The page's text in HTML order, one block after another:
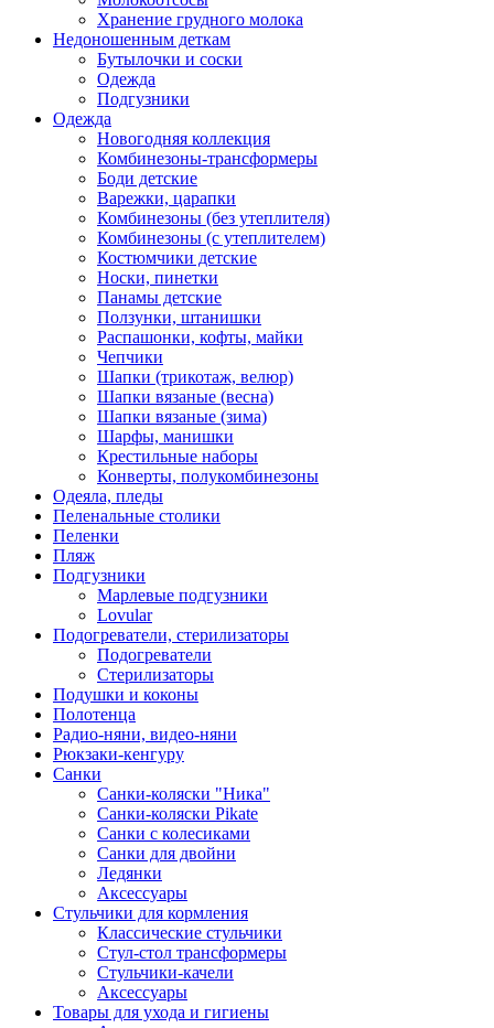
Хранение грудного молока
Недоношенным деткам
Бутылочки и соски
Одежда
Подгузники
Одежда
Новогодняя коллекция
Комбинезоны-трансформеры
Боди детские
Варежки, царапки
Комбинезоны (без утеплителя)
Комбинезоны (с утеплителем)
Костюмчики детские
Носки, пинетки
Панамы детские
Ползунки, штанишки
Распашонки, кофты, майки
Чепчики
Шапки (трикотаж, велюр)
Шапки вязаные (весна)
Шапки вязаные (зима)
Шарфы, манишки
Крестильные наборы
Конверты, полукомбинезоны
Одеяла, пледы
Пеленальные столики
Пеленки
Пляж
Подгузники
Марлевые подгузники
Lovular
Подогреватели, стерилизаторы
Подогреватели
Стерилизаторы
Подушки и коконы
Полотенца
Радио-няни, видео-няни
Рюкзаки-кенгуру
Санки
Санки-коляски "Ника"
Санки-коляски Pikate
Санки с колесиками
Санки для двойни
Ледянки
Аксессуары
Стульчики для кормления
Классические стульчики
Стул-стол трансформеры
Стульчики-качели
Аксессуары
Товары для ухода и гигиены